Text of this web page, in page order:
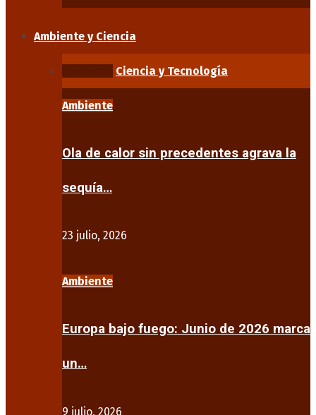
Ambiente y Ciencia
Ciencia y Tecnología
Ambiente
Ola de calor sin precedentes agrava la
sequía…
23 julio, 2026
Ambiente
Europa bajo fuego: Junio de 2026 marca
un…
9 julio, 2026